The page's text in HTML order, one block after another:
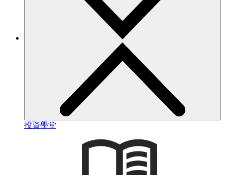
投資學堂